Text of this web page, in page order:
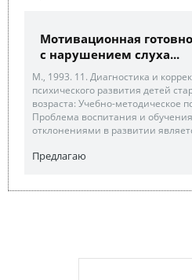
Мотивационная
с нарушением слуха...
М., 1993. 11. Диагностика и
психического развития детей
возраста: Учебно-методическое
Проблема воспитания и
отклонениями в развитии
Предлагаю